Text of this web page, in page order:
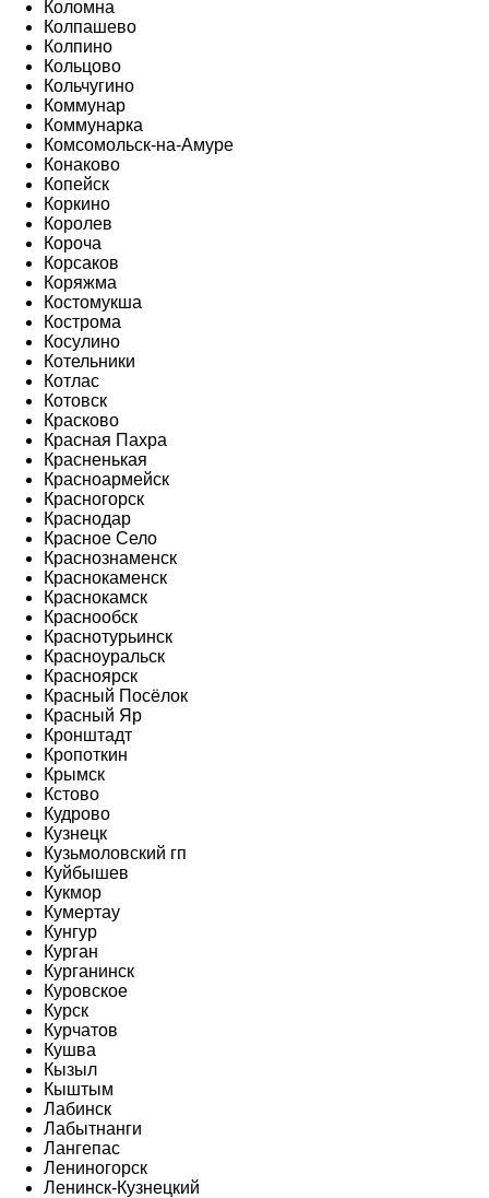
Коломна
Колпашево
Колпино
Кольцово
Кольчугино
Коммунар
Коммунарка
Комсомольск-на-Амуре
Конаково
Копейск
Коркино
Королев
Короча
Корсаков
Коряжма
Костомукша
Кострома
Косулино
Котельники
Котлас
Котовск
Красково
Красная Пахра
Красненькая
Красноармейск
Красногорск
Краснодар
Красное Село
Краснознаменск
Краснокаменск
Краснокамск
Краснообск
Краснотурьинск
Красноуральск
Красноярск
Красный Посёлок
Красный Яр
Кронштадт
Кропоткин
Крымск
Кстово
Кудрово
Кузнецк
Кузьмоловский гп
Куйбышев
Кукмор
Кумертау
Кунгур
Курган
Курганинск
Куровское
Курск
Курчатов
Кушва
Кызыл
Кыштым
Лабинск
Лабытнанги
Лангепас
Лениногорск
Ленинск-Кузнецкий